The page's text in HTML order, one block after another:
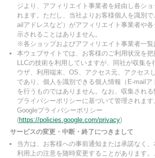
ジより、アフィリエイト事業者を経由し各シ
れます。ただし、当社よりお客様個人を識別
ailアドレスなど）がアフィリエイト事業者や
示されることはありません。
※各ショップおよびアフィリエイト事業者一覧
本ウェブサイトでは、お客様のご利用状況を
LLCの技術を利用していますが、同社が収集を
ウザ、利用端末、OS、アクセス元、アクセス
であり、個人を識別できる個人情報（E-mailア
を行うものではありません。なお、収集され
プライバシーポリシーに基づいて管理されます
Googleプライバシーポリシー
(https://policies.google.com/privacy)
サービスの変更・中断・終了につきまして
当方は、お客様への事前通知または承諾なく
利用上の注意を随時変更することがあります